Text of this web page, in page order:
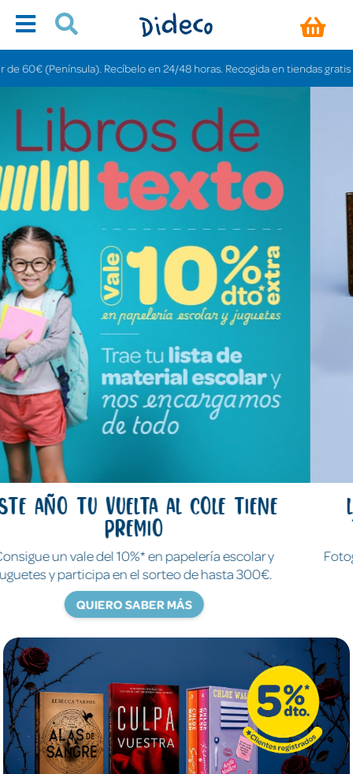
Recíbelo en 24/48 horas. Recogida en tiendas gratis en 3-6 días.
Libros y juegos que lo cuentan
todo sin decir ni una palabra
Fotografías reales para descubrir y explorar el mundo de
verdad.
QUIERO SABER MÁS